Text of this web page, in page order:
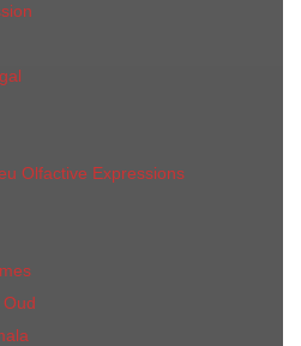
Olfactive Expressions